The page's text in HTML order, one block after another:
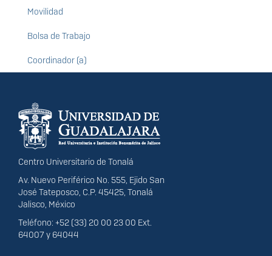
Movilidad
Bolsa de Trabajo
Coordinador (a)
Información del
portal
Centro Universitario de Tonalá
Av. Nuevo Periférico No. 555, Ejido San
José Tateposco, C.P. 45425, Tonalá
Jalisco, México
Teléfono: +52 (33) 20 00 23 00 Ext.
64007 y 64044